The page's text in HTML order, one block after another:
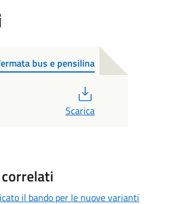
bus e pensilina
Scarica
il bando per le nuove varianti